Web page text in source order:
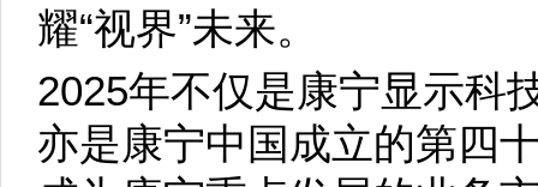
耀“视界”未来。
2025年不仅是康宁显示科
亦是康宁中国成立的第四